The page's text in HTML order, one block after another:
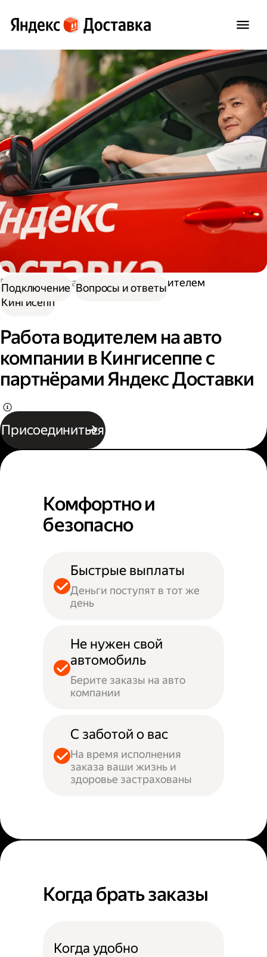
Работа в Доставке
Работа водителем
Кингисепп
Работа водителем на авто
компании в Кингисеппе с
партнёрами Яндекс Доставки
Присоединиться
Подключение Вопросы и ответы
Комфортно и
безопасно
Быстрые выплаты
Деньги поступят в тот же
день
Не нужен свой
автомобиль
Берите заказы на авто
компании
С заботой о вас
На время исполнения
заказа ваши жизнь и
здоровье застрахованы
Когда брать заказы
Когда удобно